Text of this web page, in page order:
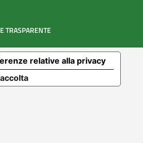
TRASPARENTE
relative alla privacy